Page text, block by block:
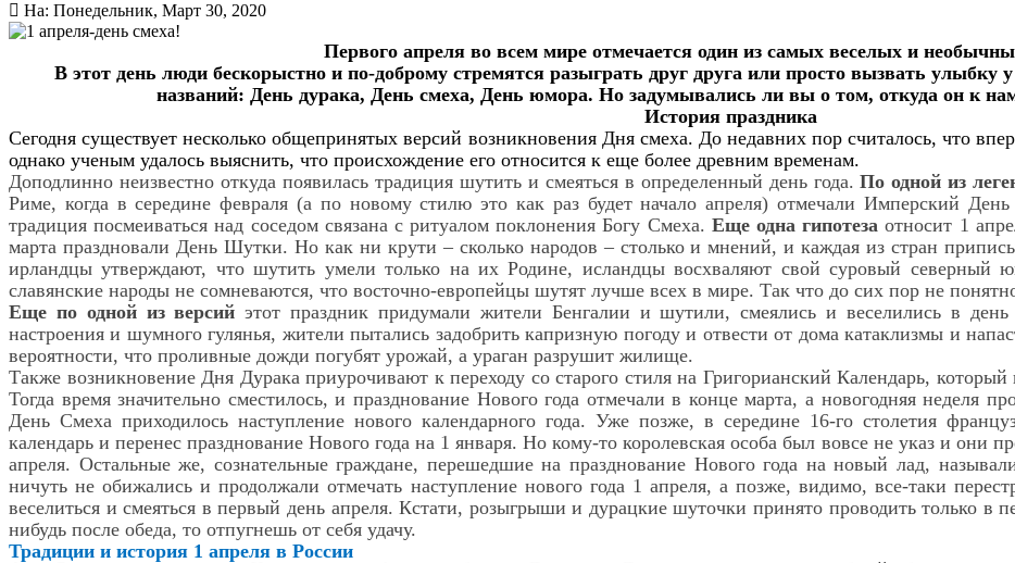
 На: Понедельник, Март 30, 2020
Первого апреля во всем мире отмечается один из самых веселых и
В этот день люди бескорыстно и по-доброму стремятся разыграть друг друга или просто вызвать
названий: День дурака, День смеха, День юмора. Но задумывались ли вы о том, откуда он к
История праздника
Сегодня существует несколько общепринятых версий возникновения Дня смеха. До недавних пор считалось, что
однако ученым удалось выяснить, что происхождение его относится к еще более древним временам.
Доподлинно неизвестно откуда появилась традиция шутить и смеяться в определенный день года.По одной из
Риме, когда в середине февраля (а по новому стилю это как раз будет начало апреля) отмечали Имперский
традиция посмеиваться над соседом связана с ритуалом поклонения Богу Смеха. Еще одна гипотеза относит 1
марта праздновали День Шутки. Но как ни крути – сколько народов – столько и мнений, и каждая из стран
ирландцы утверждают, что шутить умели только на их Родине, исландцы восхваляют свой суровый северный
славянские народы не сомневаются, что восточно-европейцы шутят лучше всех в мире. Так что до сих пор не
Еще по одной из версий этот праздник придумали жители Бенгалии и шутили, смеялись и веселились в
настроения и шумного гулянья, жители пытались задобрить капризную погоду и отвести от дома катаклизмы и
вероятности, что проливные дожди погубят урожай, а ураган разрушит жилище.
Также возникновение Дня Дурака приурочивают к переходу со старого стиля на Григорианский Календарь,
Тогда время значительно сместилось, и празднование Нового года отмечали в конце марта, а новогодняя неделя
День Смеха приходилось наступление нового календарного года. Уже позже, в середине 16-го столетия
календарь и перенес празднование Нового года на 1 января. Но кому-то королевская особа был вовсе не указ и они
апреля. Остальные же, сознательные граждане, перешедшие на празднование Нового года на новый лад,
ничуть не обижались и продолжали отмечать наступление нового года 1 апреля, а позже, видимо, все-таки
веселиться и смеяться в первый день апреля. Кстати, розыгрыши и дурацкие шуточки принято проводить только
нибудь после обеда, то отпугнешь от себя удачу.
Традиции и история 1 апреля в России